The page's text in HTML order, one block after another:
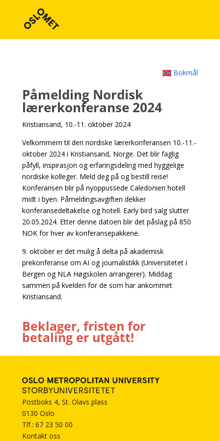
Bokmål
Påmelding Nordisk
lærerkonferanse 2024
Kristiansand, 10.-11. oktober 2024
Velkommern til den nordiske lærerkonferansen 10.-11.-
oktober 2024 i Kristiansand, Norge. Det blir faglig
påfyll, inspirasjon og erfaringsdeling med hyggelige
nordiske kolleger. Meld deg på og bestill reise!
Konferansen blir på nyoppussede Caledonien hotell
midt i byen. Påmeldingsavgiften dekker
konferansedeltakelse og hotell. Early bird salg slutter
20.05.2024. Etter denne datoen blir det påslag på 850
NOK for hver av konferansepakkene.
9. oktober er det mulig å delta på akademisk
prekonferanse om AI og journalistikk (Universitetet i
Bergen og NLA Høgskolen arrangerer). Middag
sammen på kvelden for de som har ankommet
Kristiansand.
Beklager, fristen for
betaling er utgått!
Postboks 4, St. Olavs plass
0130 Oslo
Tlf.: 67 23 50 00
Kontakt oss